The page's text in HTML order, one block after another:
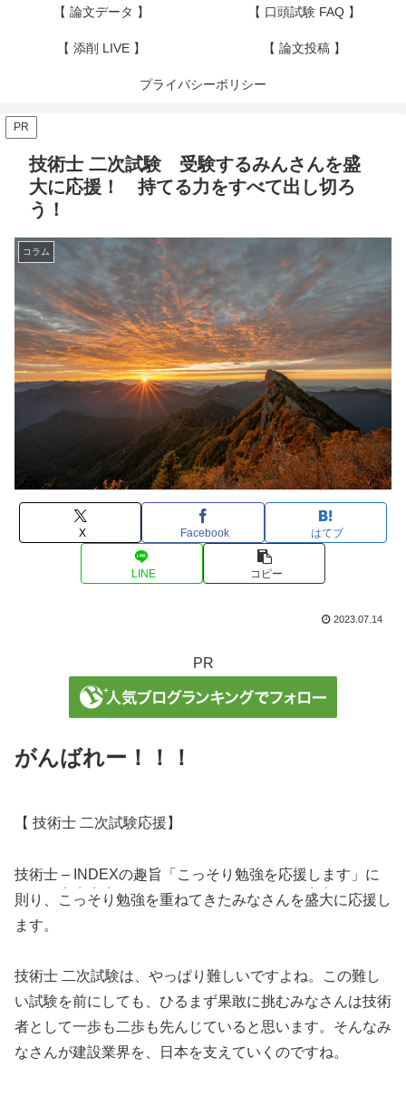
【 論文データ 】 【 口頭試験 FAQ 】
【 添削 LIVE 】 【 論文投稿 】
プライバシーポリシー
PR
技術士 二次試験 受験するみんさんを盛
大に応援！ 持てる力をすべて出し切ろ
う！
コラム
X Facebook はてブ
LINE コピー
2023.07.14
PR
がんばれー！！！
【 技術士 二次試験応援】
技術士 – INDEXの趣旨「こっそり勉強を応援します」に
則り、
こっそり
・・・・
勉強を重ねてきたみなさんを盛大
・・
に応援し
ます。
技術士 二次試験は、やっぱり難しいですよね。この難し
い試験を前にしても、ひるまず果敢に挑むみなさんは技術
者として一歩も二歩も先んじていると思います。そんなみ
なさんが建設業界を、日本を支えていくのですね。